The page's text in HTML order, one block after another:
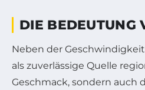
DIE BEDEUTUNG
Neben der
als zuverlässige Quelle
Geschmack, sondern auch